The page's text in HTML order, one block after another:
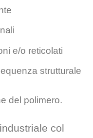
e/o reticolati
strutturale
del polimero.
col